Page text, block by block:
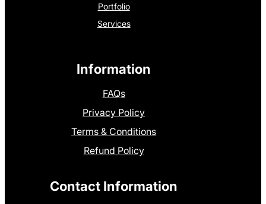
Portfolio
Services
Information
FAQs
Privacy Policy
Terms & Conditions
Refund Policy
Contact Information